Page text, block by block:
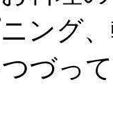
ング
づっ